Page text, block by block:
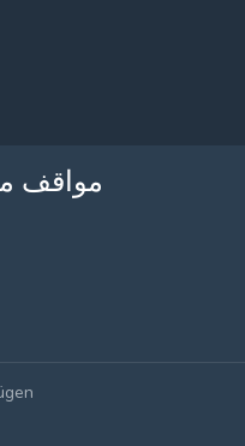
مواقف